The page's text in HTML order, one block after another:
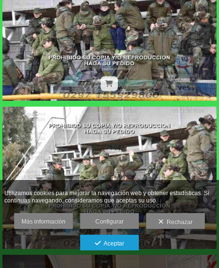
Utilizamos cookies para mejorar la navegación web y obtener estadísticas. Si
continuas navegando, consideramos que aceptas su uso.
Más información Configurar Rechazar
Aceptar